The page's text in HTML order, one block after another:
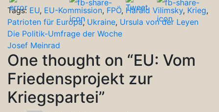
Tags: EU, EU-Kommission, FPÖ, Harald Vilimsky, Krieg,
Patrioten für Europa, Ukraine, Ursula von der Leyen
Beitragsnavigation
Die Politik-Umfrage der Woche
Josef Meinrad
One thought on “EU: Vom
Friedensprojekt zur
Kriegspartei”